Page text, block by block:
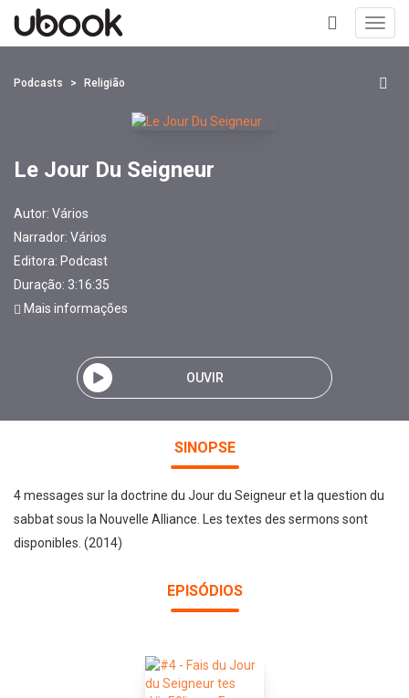
+
Podcasts Religião
Le Jour Du Seigneur
Autor: Vários
Narrador: Vários
Editora: Podcast
Duração: 3:16:35
Mais informações
OUVIR
SINOPSE
4 messages sur la doctrine du Jour du Seigneur et la question du
sabbat sous la Nouvelle Alliance. Les textes des sermons sont
disponibles. (2014)
EPISÓDIOS